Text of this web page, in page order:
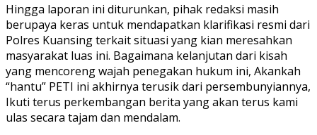
Hingga laporan ini diturunkan, pihak redaksi masih
berupaya keras untuk mendapatkan klarifikasi resmi dari
Polres Kuansing terkait situasi yang kian meresahkan
masyarakat luas ini. Bagaimana kelanjutan dari kisah
yang mencoreng wajah penegakan hukum ini, Akankah
“hantu” PETI ini akhirnya terusik dari persembunyiannya,
Ikuti terus perkembangan berita yang akan terus kami
ulas secara tajam dan mendalam.